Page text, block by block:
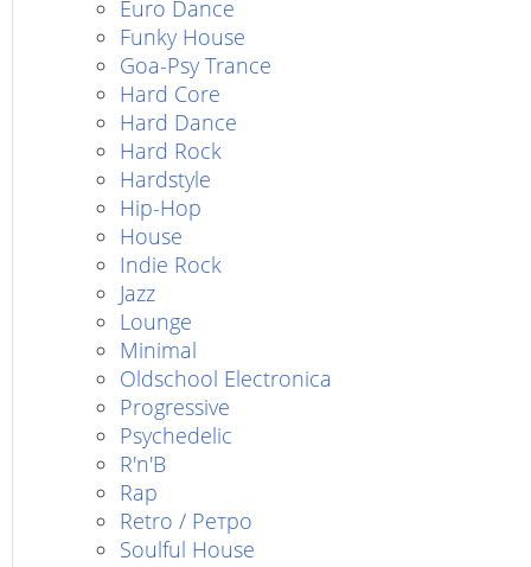
Euro Dance
Funky House
Goa-Psy Trance
Hard Core
Hard Dance
Hard Rock
Hardstyle
Hip-Hop
House
Indie Rock
Jazz
Lounge
Minimal
Oldschool Electronica
Progressive
Psychedelic
R'n'B
Rap
Retro / Ретро
Soulful House